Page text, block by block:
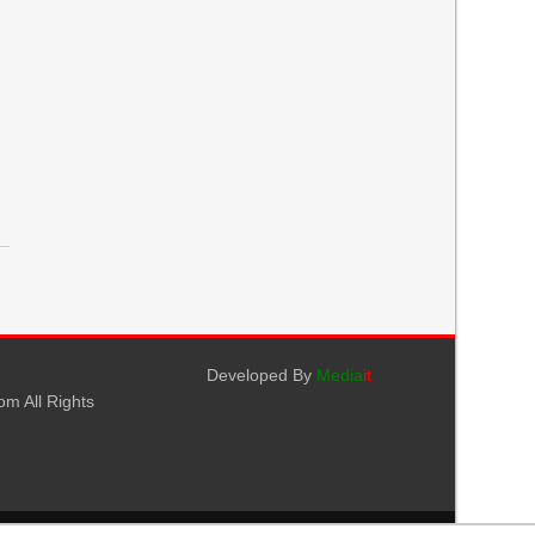
All Rights
Developed By Mediait